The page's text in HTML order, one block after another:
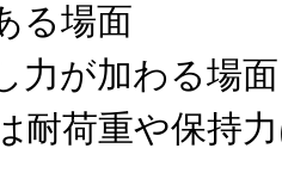
る場面
力が加わる場面
耐荷重や保持